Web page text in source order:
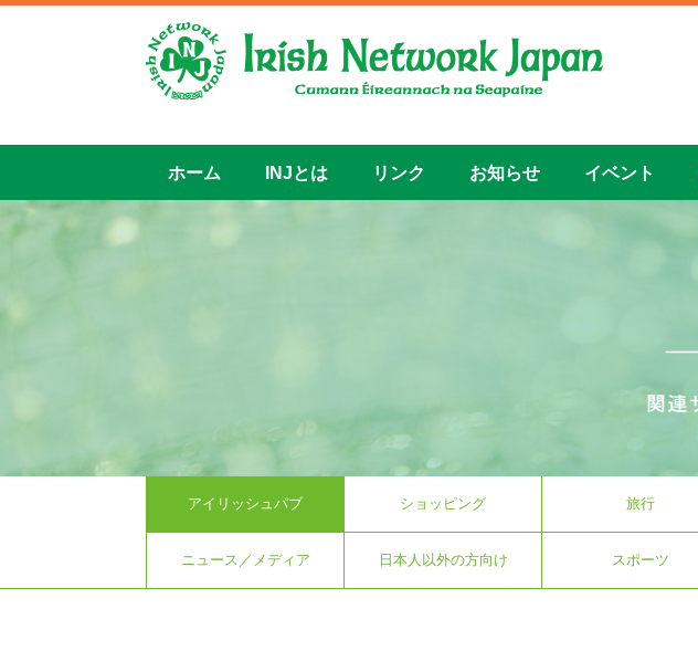
ホーム INJとは リンク お知らせ イベント
アイリッシュパブ ショッピング 旅行
ニュース／メディア 日本人以外の方向け スポーツ